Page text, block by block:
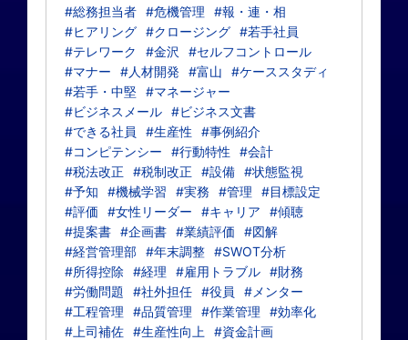
#総務担当者 #危機管理
#報・連・相
#ヒアリング #クロージング #若手社員
#テレワーク
#金沢
#セルフコントロール
#マナー
#人材開発 #富山
#ケーススタディ
#若手・中堅 #マネージャー
#ビジネスメール #ビジネス文書
#できる社員
#生産性
#事例紹介
#コンピテンシー
#行動特性
#会計
#税法改正
#税制改正 #設備 #状態監視
#予知
#機械学習 #実務 #管理
#目標設定
#評価
#女性リーダー #キャリア
#傾聴
#提案書 #企画書 #業績評価
#図解
#経営管理部 #年末調整 #SWOT分析
#所得控除
#経理 #雇用トラブル #財務
#労働問題
#社外担任 #役員
#メンター
#工程管理
#品質管理 #作業管理
#効率化
#上司補佐 #生産性向上
#資金計画